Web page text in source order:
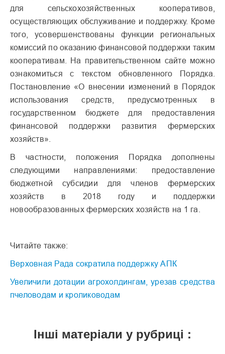
для сельскохозяйственных кооперативов,
осуществляющих обслуживание и поддержку. Кроме
того, усовершенствованы функции региональных
комиссий по оказанию финансовой поддержки таким
кооперативам. На правительственном сайте можно
ознакомиться с текстом обновленного Порядка.
Постановление «О внесении изменений в Порядок
использования средств, предусмотренных в
государственном бюджете для предоставления
финансовой поддержки развития фермерских
хозяйств».
В частности, положения Порядка дополнены
следующими направлениями: предоставление
бюджетной субсидии для членов фермерских
хозяйств в 2018 году и поддержки
новообразованных фермерских хозяйств на 1 га.
Читайте также:
Верховная Рада сократила поддержку АПК
Увеличили дотации агрохолдингам, урезав средства
пчеловодам и кролиководам
Інші матеріали у рубриці :